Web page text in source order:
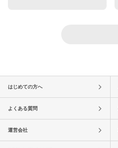
はじめての方へ
よくある質問
運営会社